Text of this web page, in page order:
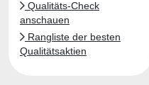
Qualitäts-Check
anschauen
Rangliste der besten
Qualitätsaktien